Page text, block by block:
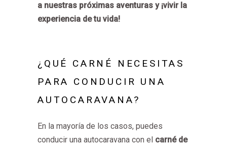
a nuestras próximas aventuras y ¡vivir la
experiencia de tu vida!
¿QUÉ CARNÉ NECESITAS
PARA CONDUCIR UNA
AUTOCARAVANA?
En la mayoría de los casos, puedes
conducir una autocaravana con el carné de